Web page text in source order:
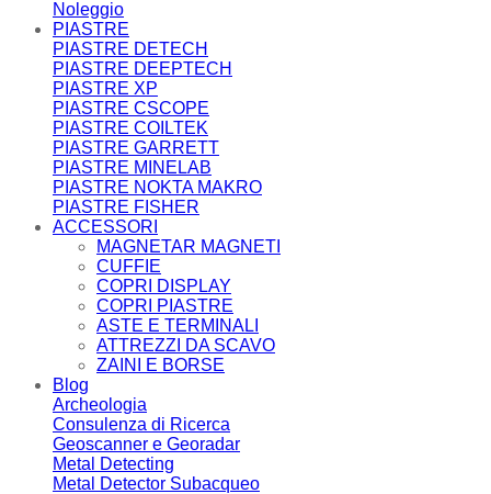
Noleggio
PIASTRE
PIASTRE DETECH
PIASTRE DEEPTECH
PIASTRE XP
PIASTRE CSCOPE
PIASTRE COILTEK
PIASTRE GARRETT
PIASTRE MINELAB
PIASTRE NOKTA MAKRO
PIASTRE FISHER
ACCESSORI
MAGNETAR MAGNETI
CUFFIE
COPRI DISPLAY
COPRI PIASTRE
ASTE E TERMINALI
ATTREZZI DA SCAVO
ZAINI E BORSE
Blog
Archeologia
Consulenza di Ricerca
Geoscanner e Georadar
Metal Detecting
Metal Detector Subacqueo